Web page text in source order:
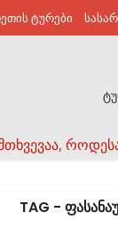
ტურები
TAG -